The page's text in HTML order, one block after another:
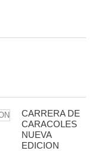
CARRERA DE
CARACOLES
NUEVA
EDICION